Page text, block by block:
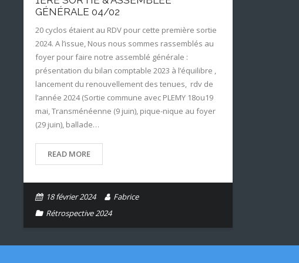
GÉNÉRALE 04/02
20 cyclos étaient au RDV pour cette première sortie
2024. A l’issue, Nous nous sommes rassemblés au
foyer pour faire notre assemblé générale :
présentation du bilan comptable 2023 à l’équilibre ,
lancement du renouvellement des tenues, rdv de
l’année 2024 (Sortie commune avec PLEMY 18ou19
mai, Transménéenne (9 juin), pique-nique au foyer
(29 juin), ballade…
READ MORE
18 février 2024
Fabrice
Rétrospective 2024